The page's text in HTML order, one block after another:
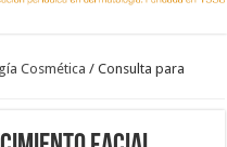
Cosmética / Consulta para